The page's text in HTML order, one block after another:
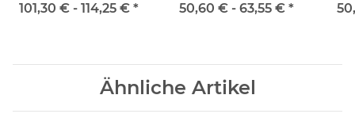
101,30 € - 114,25 € *
50,60 € - 63,55 € *
Ähnliche Artikel